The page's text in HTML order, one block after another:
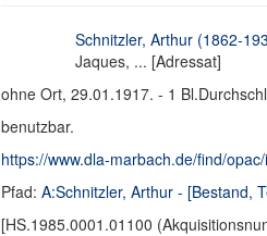
Schnitzler, Arthur (1862-
Jaques, ... [Adressat]
ohne Ort, 29.01.1917. - 1
benutzbar.
https://www.dla-marbach.de/find/
Pfad: A:Schnitzler, Arthur - [Bestand,
[HS.1985.0001.01100